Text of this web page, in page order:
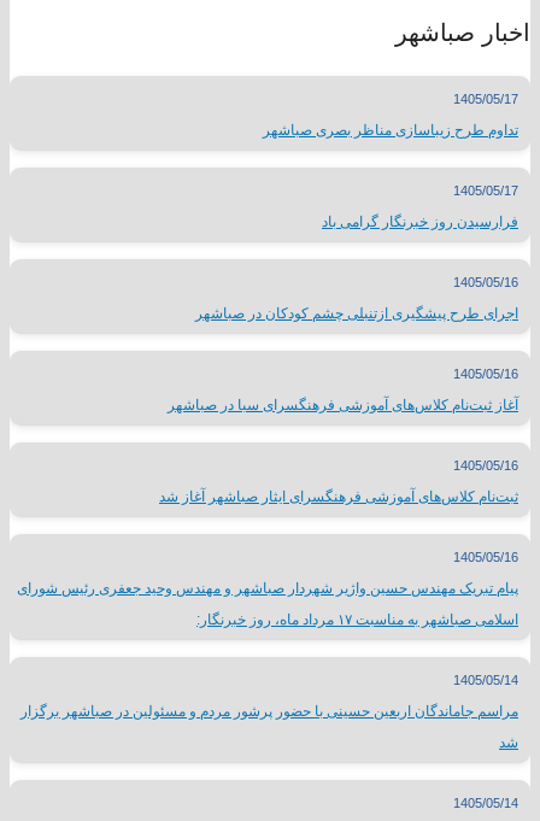
اخبار صباشهر
1405/05/17
تداوم طرح زیباسازی مناظر بصری صباشهر
1405/05/17
فرارسیدن روز خبرنگار گرامی باد
1405/05/16
اجرای طرح پیشگیری ازتنبلی چشم کودکان در صباشهر
1405/05/16
آغاز ثبت‌نام کلاس‌های آموزشی فرهنگسرای سبا در صباشهر
1405/05/16
ثبت‌نام کلاس‌های آموزشی فرهنگسرای ایثار صباشهر آغاز شد
1405/05/16
پیام تبریک مهندس حسین واژیر شهردار صباشهر و مهندس وحید جعفری رئیس شورای
اسلامی صباشهر به مناسبت ۱۷ مرداد ماه، روز خبرنگار:
1405/05/14
مراسم جاماندگان اربعین حسینی با حضور پرشور مردم و مسئولین در صباشهر برگزار
شد
1405/05/14